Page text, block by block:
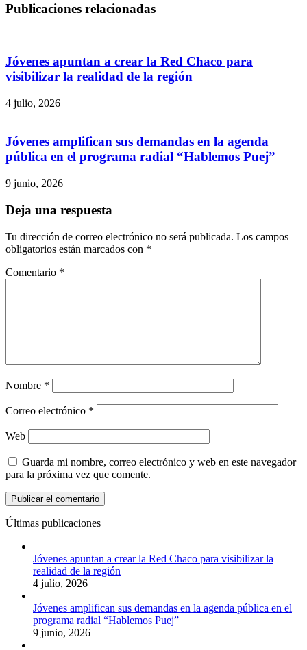
Publicaciones relacionadas
Jóvenes apuntan a crear la Red Chaco para
visibilizar la realidad de la región
4 julio, 2026
Jóvenes amplifican sus demandas en la agenda
pública en el programa radial “Hablemos Puej”
9 junio, 2026
Deja una respuesta
Tu dirección de correo electrónico no será publicada. Los campos
obligatorios están marcados con *
Comentario *
Nombre *
Correo electrónico *
Web
Guarda mi nombre, correo electrónico y web en este navegador
para la próxima vez que comente.
Últimas publicaciones
Jóvenes apuntan a crear la Red Chaco para visibilizar la
realidad de la región
4 julio, 2026
Jóvenes amplifican sus demandas en la agenda pública en el
programa radial “Hablemos Puej”
9 junio, 2026